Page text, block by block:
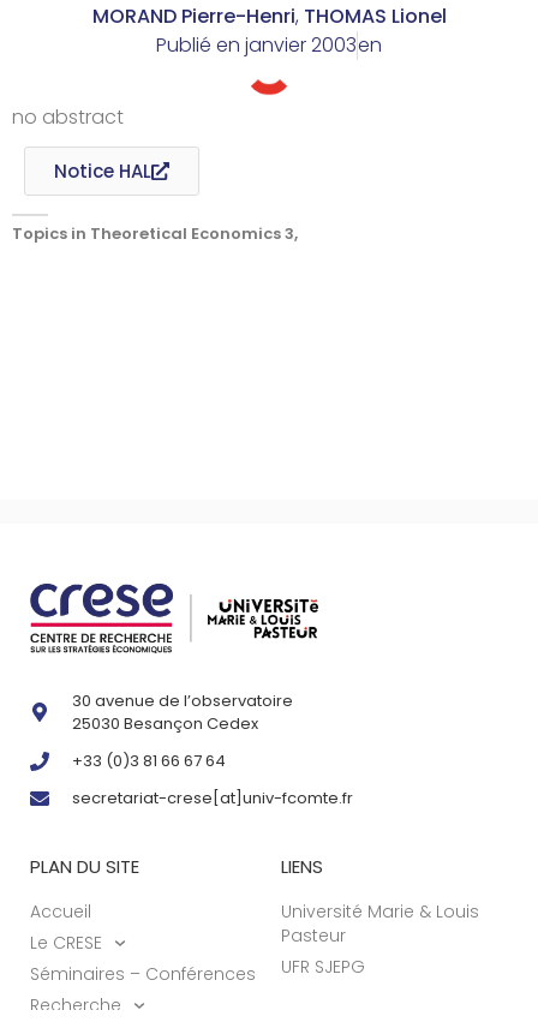
MORAND Pierre-Henri, THOMAS Lionel
Publié en janvier 2003en
no abstract
Notice HAL
Topics in Theoretical Economics 3,
30 avenue de l’observatoire
25030 Besançon Cedex
+33 (0)3 81 66 67 64
secretariat-crese[at]univ-fcomte.fr
PLAN DU SITE
Accueil
Le CRESE
Séminaires – Conférences
Recherche
LIENS
Université Marie & Louis
Pasteur
UFR SJEPG